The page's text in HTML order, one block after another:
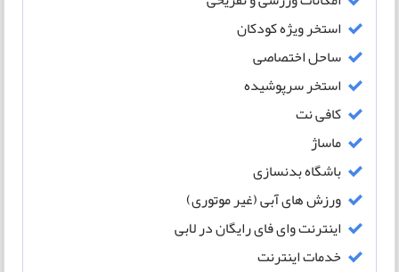
استخر ویژه کودکان
ساحل اختصاصی
استخر سرپوشیده
کافی نت
ماساژ
باشگاه بدنسازی
ورزش های آبی (غیر موتوری)
اینترنت وای فای رایگان در لابی
خدمات اینترنت